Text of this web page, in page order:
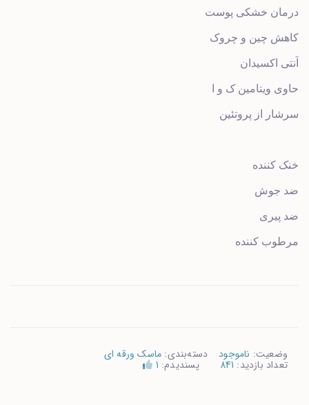
درمان خشکی پوست
کاهش چین و چروک
آنتی اکسیدان
حاوی ویتامین ک و ا
سرشار از پروتئین
خنک کننده
ضد جوش
ضد پیری
مرطوب کننده
وضعیت: ناموجود دسته‌بندی: ماسک ورقه ای
تعداد بازدید:841 پسندیدم: 1